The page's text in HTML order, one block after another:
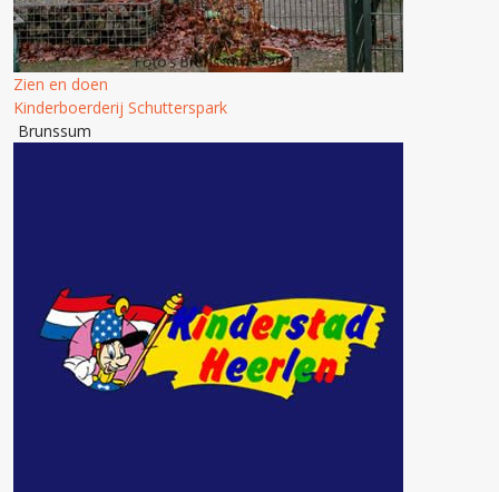
Zien en doen
Kinderboerderij Schutterspark
Brunssum